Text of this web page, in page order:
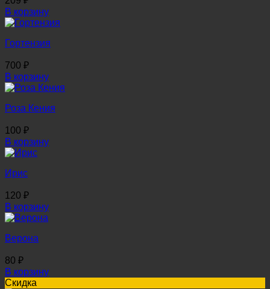
В корзину
Гортензия
700 ₽
В корзину
Роза Кения
100 ₽
В корзину
Ирис
120 ₽
В корзину
Верона
80 ₽
В корзину
Скидка